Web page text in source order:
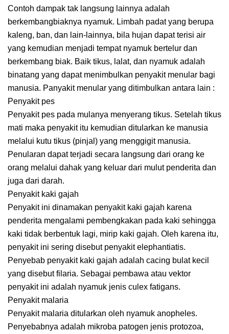
Contoh dampak tak langsung lainnya adalah
berkembangbiaknya nyamuk. Limbah padat yang berupa
kaleng, ban, dan lain-lainnya, bila hujan dapat terisi air
yang kemudian menjadi tempat nyamuk bertelur dan
berkembang biak. Baik tikus, lalat, dan nyamuk adalah
binatang yang dapat menimbulkan penyakit menular bagi
manusia. Panyakit menular yang ditimbulkan antara lain :
Penyakit pes
Penyakit pes pada mulanya menyerang tikus. Setelah tikus
mati maka penyakit itu kemudian ditularkan ke manusia
melalui kutu tikus (pinjal) yang menggigit manusia.
Penularan dapat terjadi secara langsung dari orang ke
orang melalui dahak yang keluar dari mulut penderita dan
juga dari darah.
Penyakit kaki gajah
Penyakit ini dinamakan penyakit kaki gajah karena
penderita mengalami pembengkakan pada kaki sehingga
kaki tidak berbentuk lagi, mirip kaki gajah. Oleh karena itu,
penyakit ini sering disebut penyakit elephantiatis.
Penyebab penyakit kaki gajah adalah cacing bulat kecil
yang disebut filaria. Sebagai pembawa atau vektor
penyakit ini adalah nyamuk jenis culex fatigans.
Penyakit malaria
Penyakit malaria ditularkan oleh nyamuk anopheles.
Penyebabnya adalah mikroba patogen jenis protozoa,